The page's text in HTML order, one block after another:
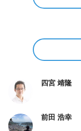
四宮 靖隆
前田 浩幸